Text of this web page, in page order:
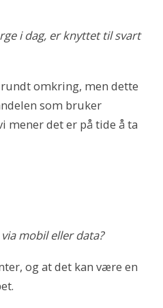
i dag, er knyttet til svart
omkring, men dette
som bruker
mener det er på tide å ta
mobil eller data?
og at det kan være en